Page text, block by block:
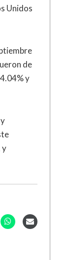
Unidos
de
y
y